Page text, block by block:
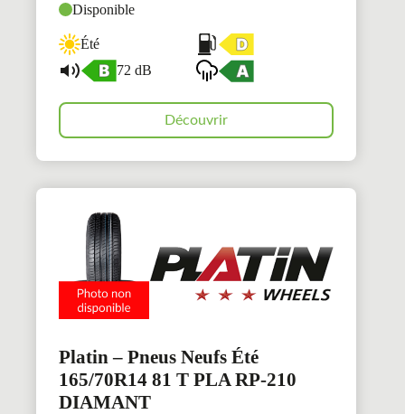
Disponible
Été
72 dB
Découvrir
Platin – Pneus Neufs Été
165/70R14 81 T PLA RP-210
DIAMANT